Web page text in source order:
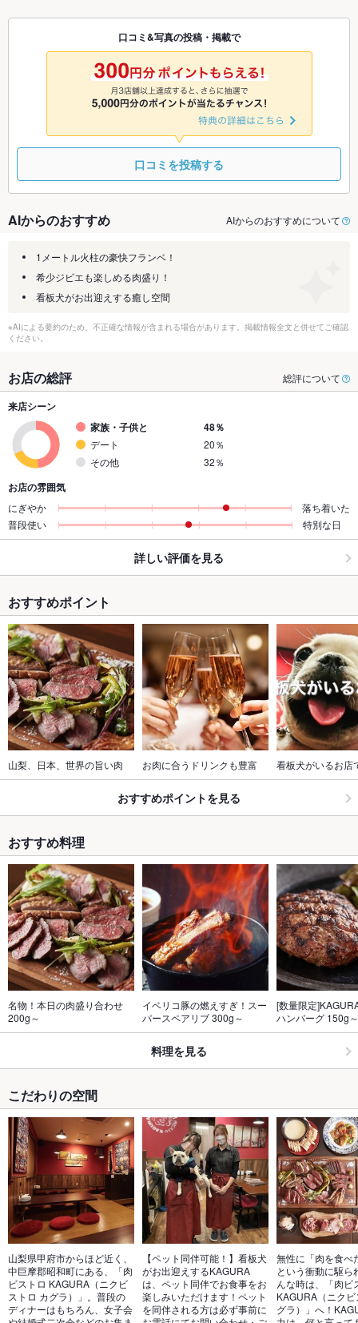
8/27 8/28 8/29
◎
8/30
◎
8/31
◎
9/1 9/2
9/5
◎ ◎ ◎ ◎
口コミ&写真の投稿・掲載で
口コミを投稿する
AIからのおすすめ AIからのおすすめについて
1メートル火柱の豪快フランベ！
希少ジビエも楽しめる肉盛り！
看板犬がお出迎えする癒し空間
※AIによる要約のため、不正確な情報が含まれる場合があります。掲載情報全文と併せてご確認
ください。
お店の総評 総評について
来店シーン
家族・子供と
48％
デート
20％
その他
32％
お店の雰囲気
にぎやか
落ち着いた
普段使い
特別な日
詳しい評価を見る
おすすめポイント
山梨、日本、世界の旨い肉 お肉に合うドリンクも豊富 看板犬がいるお
おすすめポイントを見る
おすすめ料理
名物！本日の肉盛り合わせ
200g～
イベリコ豚の燃えすぎ！スー
パースペアリブ 300g～
[数量限定
ハンバーグ 150g～
料理を見る
こだわりの空間
山梨県甲府市からほど近く、
中巨摩郡昭和町にある、「肉
ビストロ KAGURA（ニクビ
ストロ カグラ）」。普段の
ディナーはもちろん、女子会
【ペット同伴可能！】看板犬
がお出迎えするKAGURA
は、ペット同伴でお食事をお
楽しみいただけます！ペット
を同伴される方は必ず事前に
無性に「肉を食べ
という衝動に駆
んな時は、「肉
KAGURA（ニク
グラ）」へ！